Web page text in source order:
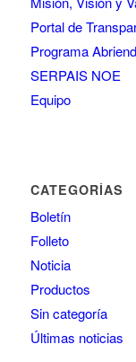
Portal de
Programa
SERPAIS NOE
Equipo
CATEGORÍAS
Boletín
Folleto
Noticia
Productos
Sin categoría
Últimas noticias